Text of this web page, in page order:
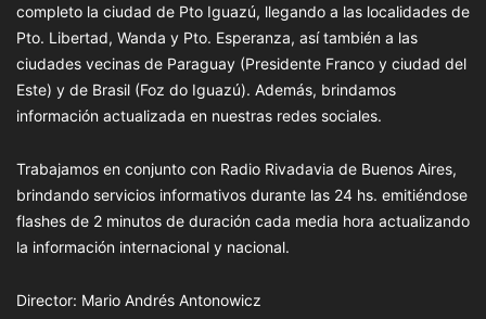
completo la ciudad de Pto Iguazú, llegando a las localidades de
Pto. Libertad, Wanda y Pto. Esperanza, así también a las
ciudades vecinas de Paraguay (Presidente Franco y ciudad del
Este) y de Brasil (Foz do Iguazú). Además, brindamos
información actualizada en nuestras redes sociales.
Trabajamos en conjunto con Radio Rivadavia de Buenos Aires,
brindando servicios informativos durante las 24 hs. emitiéndose
flashes de 2 minutos de duración cada media hora actualizando
la información internacional y nacional.
Director: Mario Andrés Antonowicz